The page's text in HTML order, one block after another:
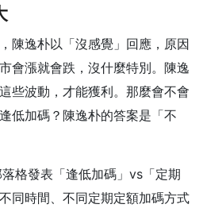
陳逸朴以「沒感覺」回應，原因
會漲就會跌，沒什麼特別。陳逸
些波動，才能獲利。那麼會不會
低加碼？陳逸朴的答案是「不
格發表「逢低加碼」vs「定期
同時間、不同定期定額加碼方式